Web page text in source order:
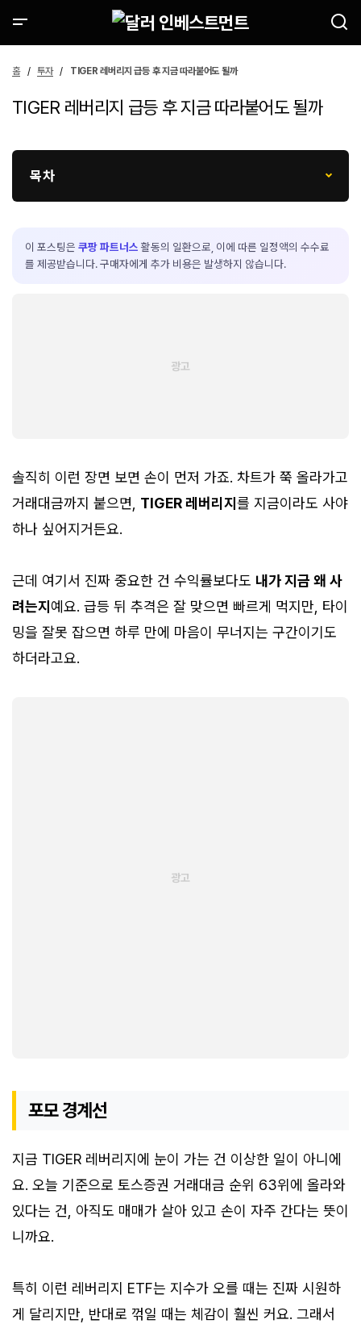
홈 투자 TIGER 레버리지 급등 후 지금 따라붙어도 될까
TIGER 레버리지 급등 후 지금 따라붙어도 될까
목차
이 포스팅은 쿠팡 파트너스 활동의 일환으로, 이에 따른 일정액의 수수료
를 제공받습니다. 구매자에게 추가 비용은 발생하지 않습니다.
솔직히 이런 장면 보면 손이 먼저 가죠. 차트가 쭉 올라가고
거래대금까지 붙으면, TIGER 레버리지 를 지금이라도 사야
하나 싶어지거든요.
근데 여기서 진짜 중요한 건 수익률보다도 내가 지금 왜 사
려는지 예요. 급등 뒤 추격은 잘 맞으면 빠르게 먹지만, 타이
밍을 잘못 잡으면 하루 만에 마음이 무너지는 구간이기도
하더라고요.
포모 경계선
지금 TIGER 레버리지에 눈이 가는 건 이상한 일이 아니에
요. 오늘 기준으로 토스증권 거래대금 순위 63위에 올라와
있다는 건, 아직도 매매가 살아 있고 손이 자주 간다는 뜻이
니까요.
특히 이런 레버리지 ETF는 지수가 오를 때는 진짜 시원하
게 달리지만, 반대로 꺾일 때는 체감이 훨씬 커요. 그래서